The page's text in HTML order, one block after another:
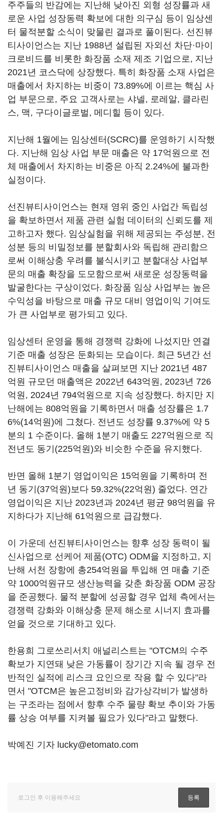
주주들의 반감에는 지난해 낮아진 외형 성장률과 새
로운 사업 성장동력 확보에 대한 의구심 등이 임상센
터 물적분할 소식이 맞물린 결과로 풀이된다. 선진뷰
티사이언스는 지난 1988년 설립된 자외선 차단·마이
크로비드를 비롯한 화장품 소재 제조 기업으로, 지난
2021년 코스닥에 상장했다. 특히 화장품 소재 사업은
매출에서 차지하는 비중이 73.89%에 이르는 핵심 사
업 부문으로, 주요 고객사로는 샤넬, 로레알, 클라린
스, 맥, 구다이글로벌, 메디힐 등이 있다.
지난해 1월에는 임상센터(SCRC)를 운영하기 시작했
다. 지난해 임상 사업 부문 매출은 약 17억원으로 전
체 매출에서 차지하는 비중은 아직 2.24%에 불과한
실정이다.
선진뷰티사이언스는 현재 영위 중인 사업간 독립성
을 확보하면서 제품 관련 실험 데이터의 신뢰도를 제
고하고자 했다. 임상실험을 위해 제공되는 주성분, 전
성분 등의 비밀정보를 분할회사와 독립해 관리함으
로써 이해상충 우려를 불식시키고 분할대상 사업부
문의 매출 확장을 도모함으로써 새로운 성장동력을
발굴한다는 구상이었다. 화장품 임상 사업부는 높은
수익성을 바탕으로 매출 규모 대비 영업이익 기여도
가 큰 사업부로 평가되고 있다.
임상센터 운영을 통해 경쟁력 강화에 나섰지만 연결
기준 매출 성장은 둔화되는 모습이다. 최근 5년간 선
진뷰티사이언스 매출을 살펴보면 지난 2021년 487
억원 규모던 매출액은 2022년 643억원, 2023년 726
억원, 2024년 794억원으로 지속 성장했다. 하지만 지
난해에는 808억원을 기록하면서 매출 성장률은 1.7
6%(14억원)에 그쳤다. 전년도 성장률 9.37%에 약 5
분의 1 수준이다. 올해 1분기 매출도 227억원으로 직
전년도 동기(225억원)와 비슷한 수준을 유지했다.
반면 올해 1분기 영업이익은 15억원을 기록하며 전
년 동기(37억원)보다 59.32%(22억원) 줄었다. 연간
영업이익은 지난 2023년과 2024년 평균 98억원을 유
지하다가 지난해 61억원으로 급감했다.
이 가운데 선진뷰티사이언스는 향후 성장 동력이 될
신사업으로 선케어 제품(OTC) ODM을 지정하고, 지
난해 서천 장항에 총254억원을 투입해 연 매출 기준
약 1000억원규모 생산능력을 갖춘 화장품 ODM 공장
을 준공했다. 물적 분할에 성공할 경우 업체 측에서는
경쟁력 강화와 이해상충 문제 해소로 시너지 효과를
얻을 것으로 기대하고 있다.
한용희 그로쓰리서치 애널리스트는 "OTCM의 수주
확보가 지연돼 낮은 가동률이 장기간 지속 될 경우 전
반적인 실적에 리스크 요인으로 작용 할 수 있다"라
면서 "OTCM은 높은고정비와 감가상각비가 발생하
는 구조라는 점에서 향후 수주 물량 확보 추이와 가동
률 상승 여부를 지켜볼 필요가 있다"라고 말했다.
박예진 기자 lucky@etomato.com